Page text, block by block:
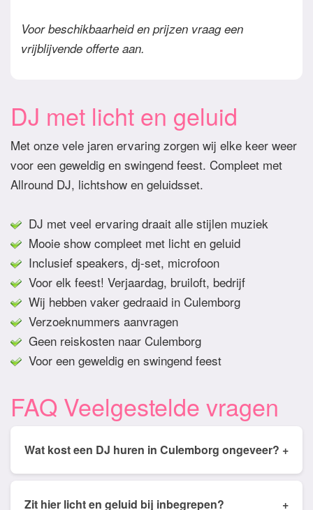
Voor beschikbaarheid en prijzen vraag een
vrijblijvende offerte aan.
DJ met licht en geluid
Met onze vele jaren ervaring zorgen wij elke keer weer
voor een geweldig en swingend feest. Compleet met
Allround DJ, lichtshow en geluidsset.
DJ met veel ervaring draait alle stijlen muziek
Mooie show compleet met licht en geluid
Inclusief speakers, dj-set, microfoon
Voor elk feest! Verjaardag, bruiloft, bedrijf
Wij hebben vaker gedraaid in Culemborg
Verzoeknummers aanvragen
Geen reiskosten naar Culemborg
Voor een geweldig en swingend feest
FAQ Veelgestelde vragen
Wat kost een DJ huren in Culemborg ongeveer? +
gemiddeld tussen de € 350,- en € 950,- Prijs is
Zit hier licht en geluid bij inbegrepen? +